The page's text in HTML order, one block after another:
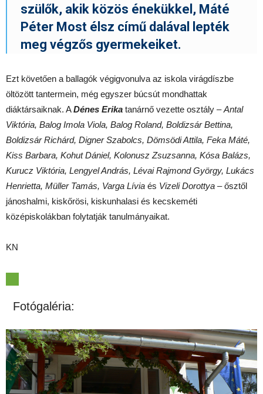
szülők, akik közös énekükkel, Máté
Péter Most élsz című dalával lepték
meg végzős gyermekeiket.
Ezt követően a ballagók végigvonulva az iskola virágdíszbe
öltözött tantermein, még egyszer búcsút mondhattak
diáktársaiknak. ADénes Erika tanárnő vezette osztály –Antal
Viktória, Balog Imola Viola, Balog Roland, Boldizsár Bettina,
Boldizsár Richárd, Digner Szabolcs, Dömsödi Attila, Feka Máté,
Kiss Barbara, Kohut Dániel, Kolonusz Zsuzsanna, Kósa Balázs,
Kurucz Viktória, Lengyel András, Lévai Rajmond György, Lukács
Henrietta, Müller Tamás, Varga Lívia és Vizeli Dorottya – ősztől
jánoshalmi, kiskőrösi, kiskunhalasi és kecskeméti
középiskolákban folytatják tanulmányaikat.
KN
Fotógaléria: